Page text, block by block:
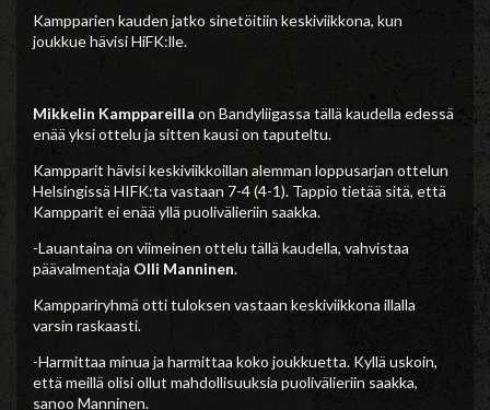
Kampparien kauden jatko sinetöitiin keskiviikkona, kun
joukkue hävisi HiFK:lle.
Mikkelin Kamppareilla on Bandyliigassa tällä kaudella edessä
enää yksi ottelu ja sitten kausi on taputeltu.
Kampparit hävisi keskiviikkoillan alemman loppusarjan ottelun
Helsingissä HIFK:ta vastaan 7-4 (4-1). Tappio tietää sitä, että
Kampparit ei enää yllä puolivälieriin saakka.
-Lauantaina on viimeinen ottelu tällä kaudella, vahvistaa
päävalmentaja Olli Manninen.
Kamppariryhmä otti tuloksen vastaan keskiviikkona illalla
varsin raskaasti.
-Harmittaa minua ja harmittaa koko joukkuetta. Kyllä uskoin,
että meillä olisi ollut mahdollisuuksia puolivälieriin saakka,
sanoo Manninen.